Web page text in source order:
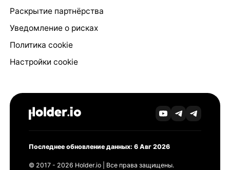
Раскрытие партнёрства
Уведомление о рисках
Политика cookie
Настройки cookie
Последнее обновление данных: 6 Авг 2026
© 2017 - 2026 Holder.io | Все права защищены.